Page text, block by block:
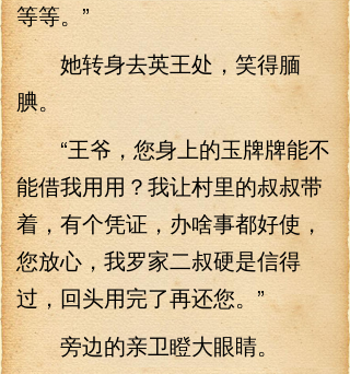
等等。”
她转身去英王处，笑得腼
腆。
“王爷，您身上的玉牌牌能不
能借我用用？我让村里的叔叔带
着，有个凭证，办啥事都好使，
您放心，我罗家二叔硬是信得
过，回头用完了再还您。”
旁边的亲卫瞪大眼睛。